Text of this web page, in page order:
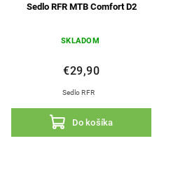
Sedlo RFR MTB Comfort D2
SKLADOM
€29,90
Do košíka
Sedlo RFR